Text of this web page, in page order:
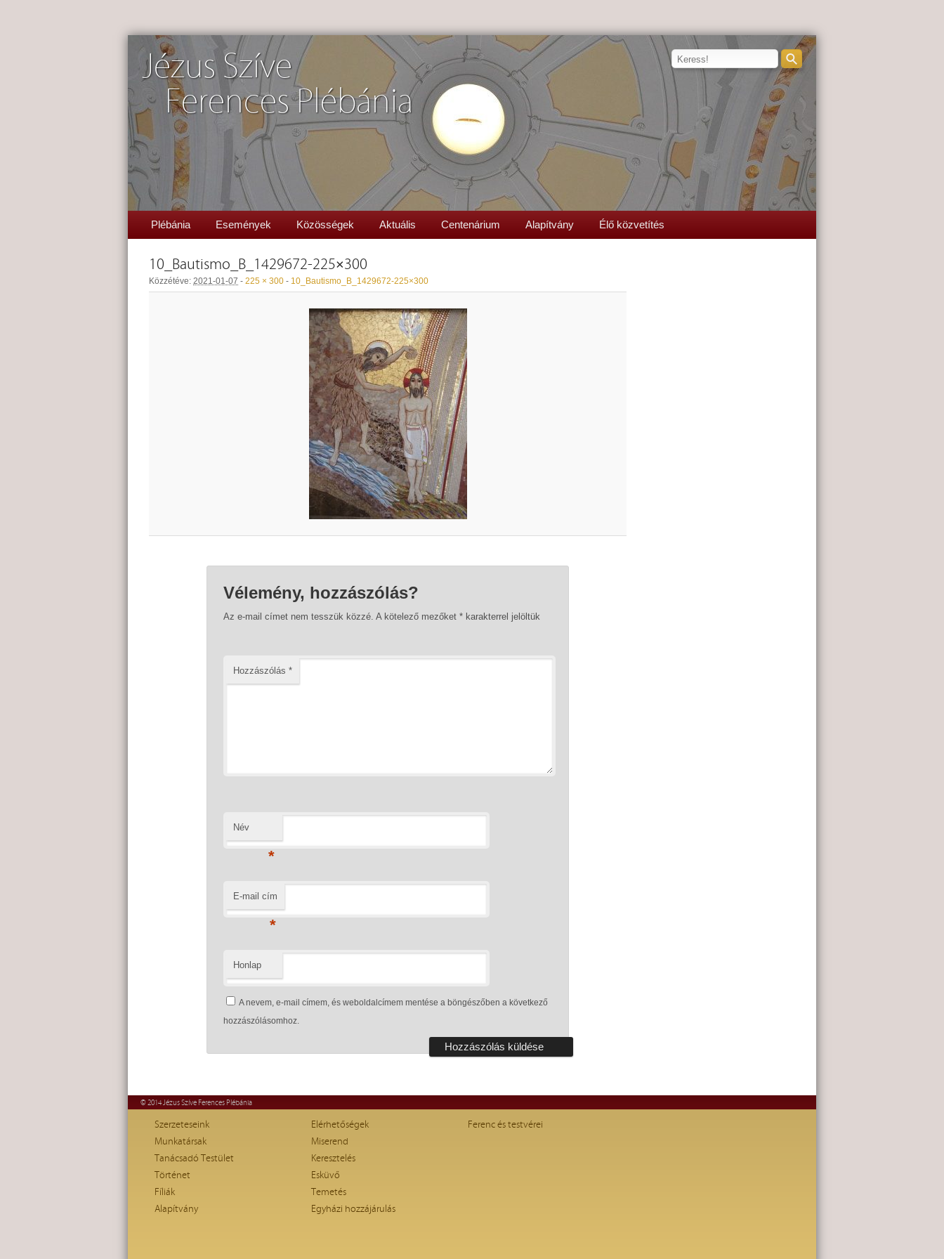
Jézus Szíve
Ferences Plébánia
Plébánia Események Közösségek Aktuális Centenárium Alapítvány Élő közvetítés
10_Bautismo_B_1429672-225×300
Közzétéve: 2021-01-07 - 225 × 300 - 10_Bautismo_B_1429672-225×300
Vélemény, hozzászólás?
Az e-mail címet nem tesszük közzé. A kötelező mezőket *karakterrel jelöltük
Hozzászólás *
Név
*
E-mail cím
*
Honlap
A nevem, e-mail címem, és weboldalcímem mentése a böngészőben a következő
hozzászólásomhoz.
© 2014 Jézus Szíve Ferences Plébánia
Szerzeteseink
Munkatársak
Tanácsadó Testület
Történet
Fíliák
Alapítvány
Elérhetőségek
Miserend
Keresztelés
Esküvő
Temetés
Egyházi hozzájárulás
Ferenc és testvérei